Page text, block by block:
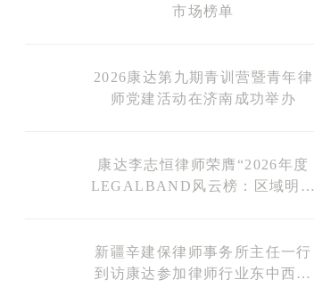
市场榜单
2026康达第九期青训营暨青年律
师党建活动在济南成功举办
康达李志恒律师荣膺“2026年度
LEGALBAND风云榜：区域明星
新疆辛建保律师事务所主任一行
到访康达参加律师行业东中西部